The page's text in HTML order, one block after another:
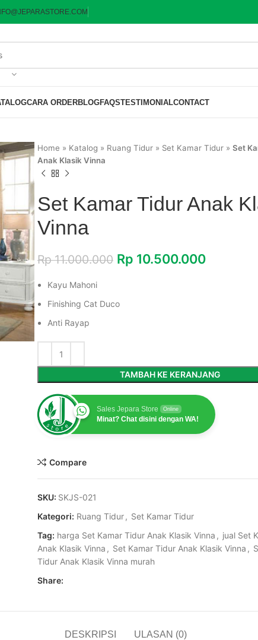
CARA ORDERBLOGFAQSTESTIMONIALCONTACT
Home » Katalog » Ruang Tidur » Set Kamar Tidur » Set
Anak Klasik Vinna
Set Kamar Tidur Anak
Vinna
Rp11.000.000 Rp 10.500.000
Kayu Mahoni
Finishing Cat Duco
Anti Rayap
TAMBAH KE KERANJANG
Sales Jepara Store Online
Minat? Chat disini dengan WA!
Compare
SKU: SKJS-021
Kategori: Ruang Tidur, Set Kamar Tidur
Tag: harga Set Kamar Tidur Anak Klasik Vinna , jual Set
Anak Klasik Vinna , Set Kamar Tidur Anak Klasik Vinna ,
Tidur Anak Klasik Vinna murah
Share:
DESKRIPSI ULASAN (0)